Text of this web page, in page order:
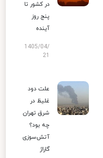
در کشور تا
پنج روز
آینده
1405/04/
علت دود
غلیظ در
شرق تهران
چه بود؟
آتش‌سوزی
گاراژ